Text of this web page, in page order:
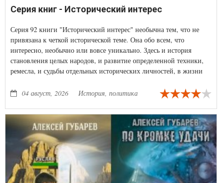
Серия книг - Исторический интерес
Серия 92 книги "Исторический интерес" необычна тем, что не
привязана к четкой исторической теме. Она обо всем, что
интересно, необычно или вовсе уникально. Здесь и история
становления целых народов, и развитие определенной техники,
ремесла, и судьбы отдельных исторических личностей, в жизни
04 август, 2026
История, политика